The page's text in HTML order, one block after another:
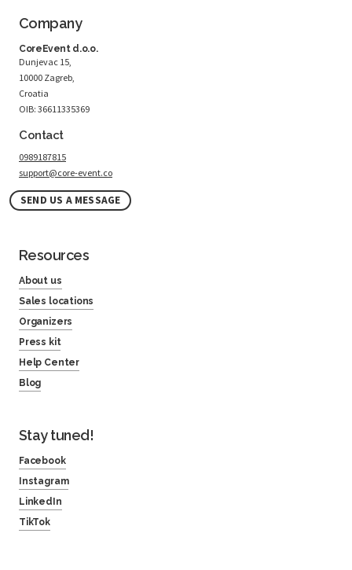
Company
CoreEvent d.o.o.
Dunjevac 15,
10000 Zagreb,
Croatia
OIB: 36611335369
Contact
0989187815
support@core-event.co
SEND US A MESSAGE
Resources
About us
Sales locations
Organizers
Press kit
Help Center
Blog
Stay tuned!
Facebook
Instagram
LinkedIn
TikTok